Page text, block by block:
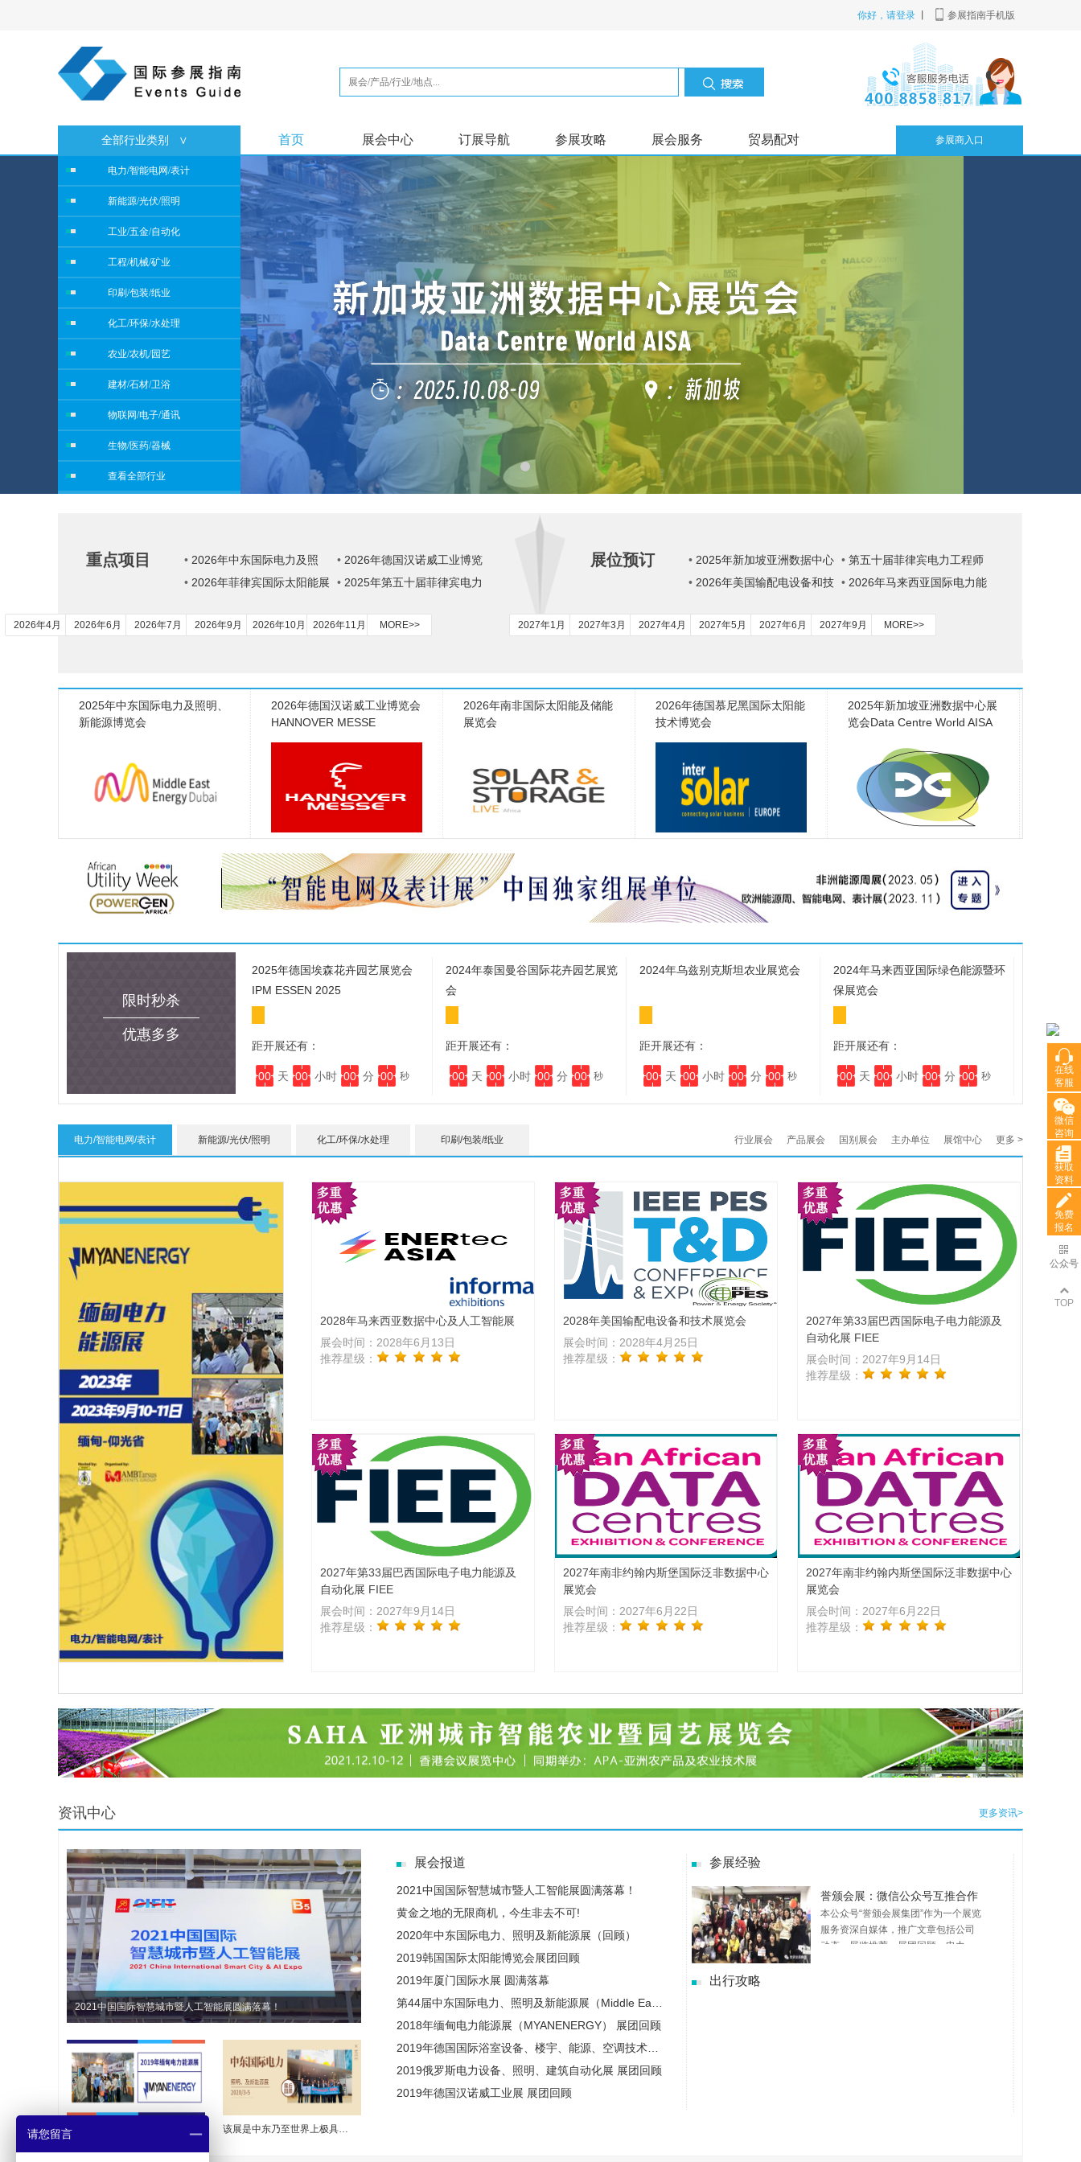
你好，请登录 参展指南手机版
全部行业类别 ∨
电力/智能电网/表计
新能源/光伏/照明
工业/五金/自动化
工程/机械/矿业
印刷/包装/纸业
化工/环保/水处理
农业/农机/园艺
建材/石材/卫浴
物联网/电子/通讯
生物/医药/器械
查看全部行业
首页 展会中心 订展导航 参展攻略 展会服务 贸易配对 参展商入口
在线
客服
微信
咨询
获取
资料
免费
报名
公众号
重点项目 • 2026年中东国际电力及照
明、新能源博览会 MEE
• 2026年德国汉诺威工业博览
会 HANNOVER MESSE
• 2026年菲律宾国际太阳能展
• 2025年第五十届菲律宾电力
2026年4月 2026年6月 2026年7月 2026年9月 2026年10月 2026年11月 MORE>>
展位预订 • 2025年新加坡亚洲数据中心
展览会Data Centre World
• 第五十届菲律宾电力工程师
协会年度峰会 暨菲律宾数、
• 2026年美国输配电设备和技 • 2026年马来西亚国际电力能
2027年1月 2027年3月 2027年4月 2027年5月 2027年6月 2027年9月 MORE>>
2025年中东国际电力及照明、
新能源博览会
2026年德国汉诺威工业博览会
HANNOVER MESSE
2026年南非国际太阳能及储能
展览会
2026年德国慕尼黑国际太阳能
技术博览会
2025年新加坡亚洲数据中心展
览会Data Centre World AISA
限时秒杀
优惠多多
2025年德国埃森花卉园艺展览会
IPM ESSEN 2025
距开展还有：
00 天 00 小时 00 分 00 秒
2024年泰国曼谷国际花卉园艺展览
会
距开展还有：
00 天 00 小时 00 分 00 秒
2024年乌兹别克斯坦农业展览会
距开展还有：
00 天 00 小时 00 分 00 秒
2024年马来西亚国际绿色能源暨环
保展览会
距开展还有：
00 天 00 小时 00 分 00 秒
电力/智能电网/表计 新能源/光伏/照明 化工/环保/水处理 印刷/包装/纸业 行业展会 产品展会 国别展会 主办单位 展馆中心 更多 >
2028年马来西亚数据中心及人工智能展
展会时间：2028年6月13日
推荐星级：
2028年美国输配电设备和技术展览会
展会时间：2028年4月25日
推荐星级：
2027年第33届巴西国际电子电力能源及
自动化展 FIEE
展会时间：2027年9月14日
推荐星级：
2027年第33届巴西国际电子电力能源及
自动化展 FIEE
展会时间：2027年9月14日
推荐星级：
2027年南非约翰内斯堡国际泛非数据中心
展览会
展会时间：2027年6月22日
推荐星级：
2027年南非约翰内斯堡国际泛非数据中心
展览会
展会时间：2027年6月22日
推荐星级：
资讯中心 更多资讯>
2021中国国际智慧城市暨人工智能展圆满落幕！
... 该展是中东乃至世界上极具影响力的专业电力及能源展览会，与中东太阳...
展会报道
2021中国国际智慧城市暨人工智能展圆满落幕！
黄金之地的无限商机，今生非去不可!
2020年中东国际电力、照明及新能源展（回顾）
2019韩国国际太阳能博览会展团回顾
2019年厦门国际水展 圆满落幕
2018年缅甸电力能源展（MYANENERGY） 展团回顾
2019俄罗斯电力设备、照明、建筑自动化展 展团回顾
2019年德国汉诺威工业展 展团回顾
参展经验
誉颁会展：微信公众号互推合作
本公众号“誉颁会展集团”作为一个展览
服务资深自媒体，推广文章包括公司
动态、展览推荐、展团回顾、电力、
出行攻略
在线
客服
微信
咨询
获取
资料
免费
报名
公众号
TOP
请您留言